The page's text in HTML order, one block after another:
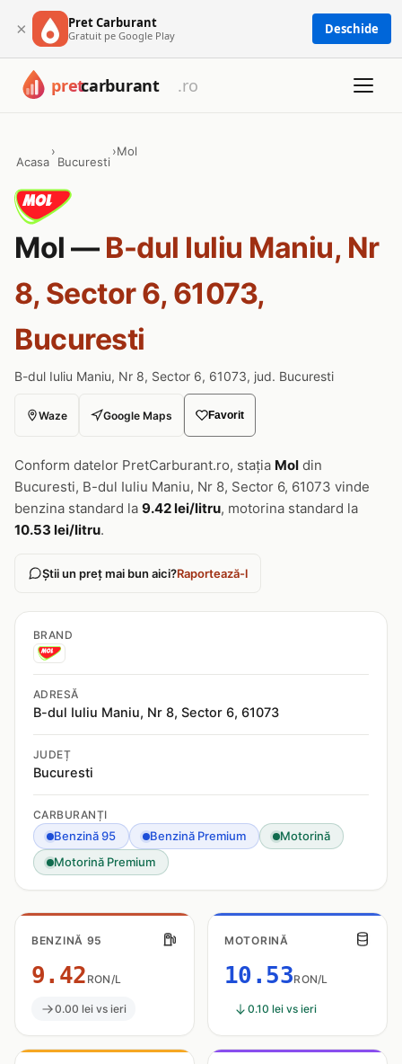
× Pret Carburant
Gratuit pe Google Play Deschide
Acasa
›
Bucuresti
›Mol
Mol — B-dul Iuliu Maniu, Nr
8, Sector 6, 61073,
Bucuresti
B-dul Iuliu Maniu, Nr 8, Sector 6, 61073, jud. Bucuresti
Waze Google Maps Favorit
Conform datelor PretCarburant.ro, stația Mol din
Bucuresti, B-dul Iuliu Maniu, Nr 8, Sector 6, 61073 vinde
benzina standard la 9.42 lei/litru, motorina standard la
10.53 lei/litru.
Știi un preț mai bun aici?Raportează-l
BRAND
ADRESĂ
B-dul Iuliu Maniu, Nr 8, Sector 6, 61073
JUDEȚ
Bucuresti
CARBURANȚI
Benzină 95 Benzină Premium
Motorină
Motorină Premium
BENZINĂ 95
9.42 RON/L
0.00 lei vs ieri
MOTORINĂ
10.53RON/L
0.10 lei vs ieri